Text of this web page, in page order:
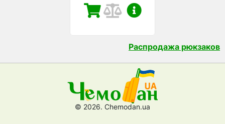
Распродажа рюкзаков
© 2026. Chemodan.ua